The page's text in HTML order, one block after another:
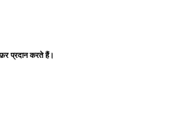
प्रदान करते हैं।